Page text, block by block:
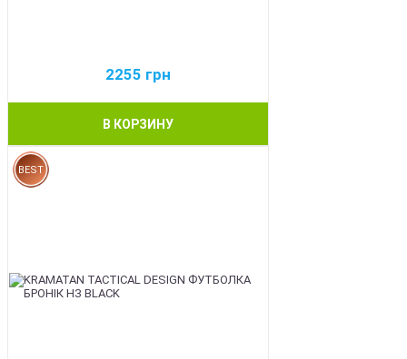
2255 грн
В КОРЗИНУ
BEST